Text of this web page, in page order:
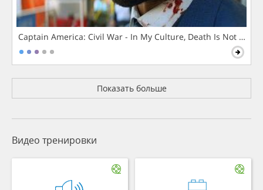
Captain America: Civil War - In My Culture, Death Is Not The
Показать больше
Видео тренировки